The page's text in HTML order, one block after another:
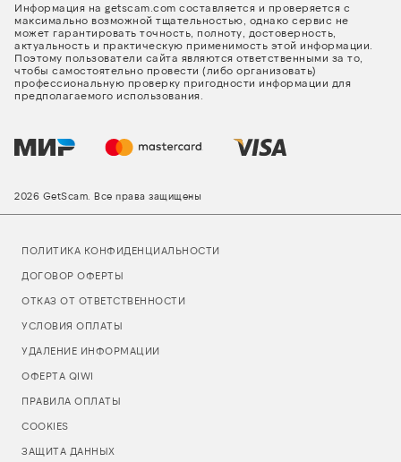
Информация на getscam.com составляется и проверяется с
максимально возможной тщательностью, однако сервис не
может гарантировать точность, полноту, достоверность,
актуальность и практическую применимость этой информации.
Поэтому пользователи сайта являются ответственными за то,
чтобы самостоятельно провести (либо организовать)
профессиональную проверку пригодности информации для
предполагаемого использования.
2026 GetScam. Все права защищены
ПОЛИТИКА КОНФИДЕНЦИАЛЬНОСТИ
ДОГОВОР ОФЕРТЫ
ОТКАЗ ОТ ОТВЕТСТВЕННОСТИ
УСЛОВИЯ ОПЛАТЫ
УДАЛЕНИЕ ИНФОРМАЦИИ
ОФЕРТА QIWI
ПРАВИЛА ОПЛАТЫ
COOKIES
ЗАЩИТА ДАННЫХ